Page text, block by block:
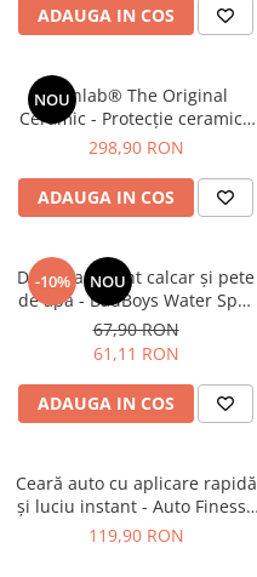
ADAUGA IN COS
NOU
Feynlab® The Original
Ceramic - Protecție ceramică
(40ml)
298,90 RON
ADAUGA IN COS
-10% NOU
Decontaminant calcar și pete
de apă - BadBoys Water Spot
Remover Gel WSR (150ml)
67,90 RON
61,11 RON
ADAUGA IN COS
Ceară auto cu aplicare rapidă
și luciu instant - Auto Finesse
Ceramic Spray Wax (500ml)
119,90 RON